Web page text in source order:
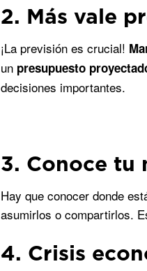
2. Más vale
¡La previsión es crucial!
un presupuesto
decisiones importantes.
3. Conoce tu
Hay que conocer donde
asumirlos o compartirlos.
4. Crisis